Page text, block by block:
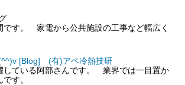
です。 家電から公共施設の工事など幅広く
[Blog] (有)アベ冷熱技研
している阿部さんです。 業界では一目置か
す。